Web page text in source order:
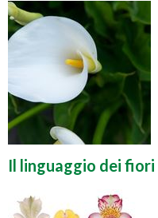
Il linguaggio dei fiori